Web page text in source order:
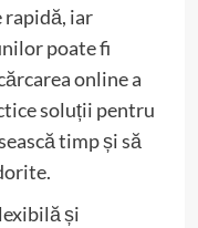
rapidă, iar
poate fi
online a
soluții pentru
timp și să
și